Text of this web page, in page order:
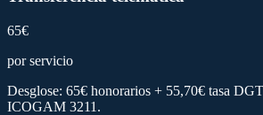
65€
por servicio
Desglose: 65€ honorarios + 55,70€ tasa
ICOGAM 3211.